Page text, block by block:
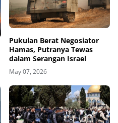
Pukulan Berat Negosiator
Hamas, Putranya Tewas
dalam Serangan Israel
May 07, 2026